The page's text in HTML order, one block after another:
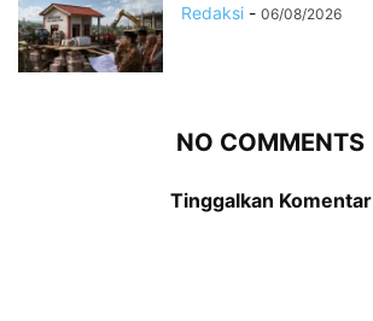
Redaksi - 06/08/2026
NO COMMENTS
Tinggalkan Komentar